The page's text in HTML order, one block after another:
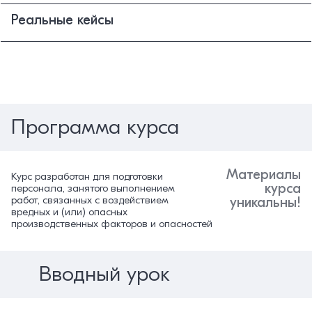
Реальные кейсы
Программа курса
Материалы
курса
уникальны!
Курс разработан для подготовки
персонала, занятого выполнением
работ, связанных с воздействием
вредных и (или) опасных
производственных факторов и опасностей
Вводный урок